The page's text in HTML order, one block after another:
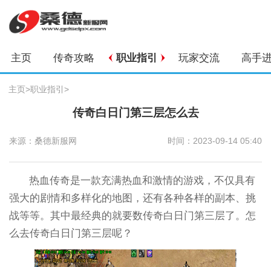
主页 传奇攻略 职业指引 玩家交流 高手
主页>职业指引>
传奇白日门第三层怎么去
来源：桑德新服网 时间：2023-09-14 05:40
热血传奇是一款充满热血和激情的游戏，不仅具有
强大的剧情和多样化的地图，还有各种各样的副本、挑
战等等。其中最经典的就要数传奇白日门第三层了。怎
么去传奇白日门第三层呢？